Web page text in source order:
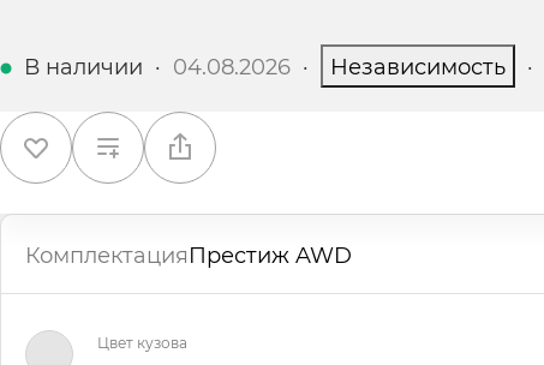
В наличии · 04.08.2026 · Независимость ·
КомплектацияПрестиж AWD
Цвет кузова